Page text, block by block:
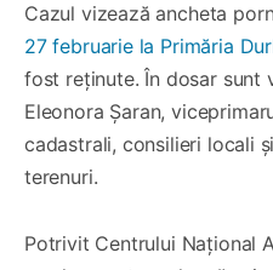
Cazul vizează ancheta
27 februarie la Primăria
fost reținute. În dosar sunt
Eleonora Șaran,
cadastrali, consilieri locali
terenuri.
Potrivit Centrului Național